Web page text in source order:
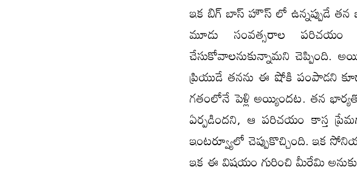
ఇక బిగ్ బాస్ హౌస్ లో ఉన్నప్పుడే
మూడు సంవత్సరాల
చేసుకోవాలనుకున్నామని చెప్పింది.
ప్రియుడే తనను ఈ షోకి పంపాడని
గతంలోనే పెళ్లి అయ్యిందట. తన
ఏర్పడిందని, ఆ పరిచయం కాస్త
ఇంటర్వ్యూలో చెప్పుకొచ్చింది. ఇక
ఇక ఈ విషయం గురించి మీరేమి